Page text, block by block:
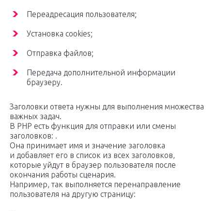
Переадресация пользователя;
Установка cookies;
Отправка файлов;
Передача дополнительной информации
браузеру.
Заголовки ответа нужны для выполнения множества
важных задач.
В PHP есть функция для отправки или смены
заголовков: .
Она принимает имя и значение заголовка
и добавляет его в список из всех заголовков,
которые уйдут в браузер пользователя после
окончания работы сценария.
Например, так выполняется перенаправление
пользователя на другую страницу: